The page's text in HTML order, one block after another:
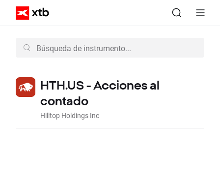
HTH.US - Acciones al
contado
Hilltop Holdings Inc